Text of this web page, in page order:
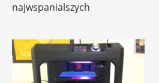
najwspanialszych